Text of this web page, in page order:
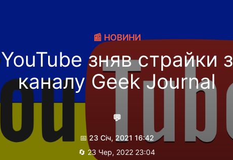
📰 НОВИНИ
YouTube зняв страйки з
каналу Geek Journal
💬
📅 23 Січ, 2021 16:42
🔄 23 Чер, 2022 23:04